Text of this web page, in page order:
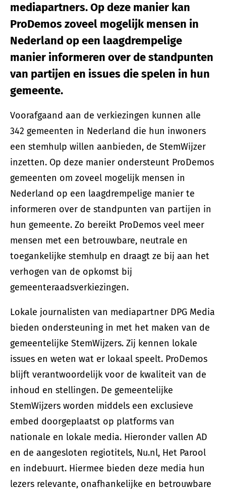
mediapartners. Op deze manier kan
ProDemos zoveel mogelijk mensen in
Nederland op een laagdrempelige
manier informeren over de standpunten
van partijen en issues die spelen in hun
gemeente.
Voorafgaand aan de verkiezingen kunnen alle
342 gemeenten in Nederland die hun inwoners
een stemhulp willen aanbieden, de StemWijzer
inzetten. Op deze manier ondersteunt ProDemos
gemeenten om zoveel mogelijk mensen in
Nederland op een laagdrempelige manier te
informeren over de standpunten van partijen in
hun gemeente. Zo bereikt ProDemos veel meer
mensen met een betrouwbare, neutrale en
toegankelijke stemhulp en draagt ze bij aan het
verhogen van de opkomst bij
gemeenteraadsverkiezingen.
Lokale journalisten van mediapartner DPG Media
bieden ondersteuning in met het maken van de
gemeentelijke StemWijzers. Zij kennen lokale
issues en weten wat er lokaal speelt. ProDemos
blijft verantwoordelijk voor de kwaliteit van de
inhoud en stellingen. De gemeentelijke
StemWijzers worden middels een exclusieve
embed doorgeplaatst op platforms van
nationale en lokale media. Hieronder vallen AD
en de aangesloten regiotitels, Nu.nl, Het Parool
en indebuurt. Hiermee bieden deze media hun
lezers relevante, onafhankelijke en betrouwbare